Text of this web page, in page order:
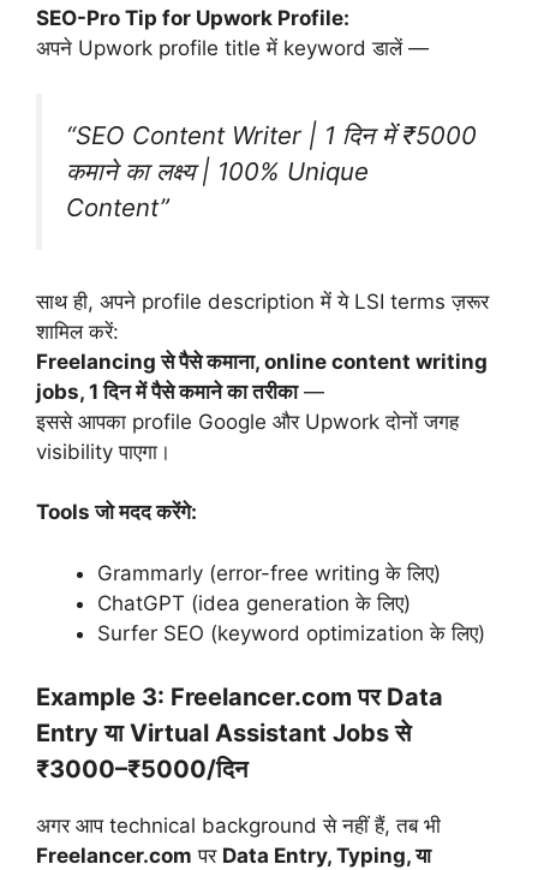
SEO-Pro Tip for Upwork Profile:
अपने Upwork profile title में keyword डालें —
“SEO Content Writer | 1 दिन में ₹5000
कमाने का लक्ष्य | 100% Unique
Content”
साथ ही, अपने profile description में ये LSI terms ज़रूर
शामिल करें:
Freelancing से पैसे कमाना, online content writing
jobs, 1 दिन में पैसे कमाने का तरीका—
इससे आपका profile Google और Upwork दोनों जगह
visibility पाएगा।
Tools जो मदद करेंगे:
Grammarly (error-free writing के लिए)
ChatGPT (idea generation के लिए)
Surfer SEO (keyword optimization के लिए)
Example 3: Freelancer.com पर Data
Entry या Virtual Assistant Jobs से
₹3000–₹5000/दिन
अगर आप technical background से नहीं हैं, तब भी
Freelancer.com पर Data Entry, Typing, या